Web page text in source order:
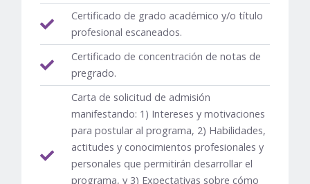
Certificado de grado académico y/o título
profesional escaneados.
Certificado de concentración de notas de
pregrado.
Carta de solicitud de admisión
manifestando: 1) Intereses y motivaciones
para postular al programa, 2) Habilidades,
actitudes y conocimientos profesionales y
personales que permitirán desarrollar el
programa, y 3) Expectativas sobre cómo